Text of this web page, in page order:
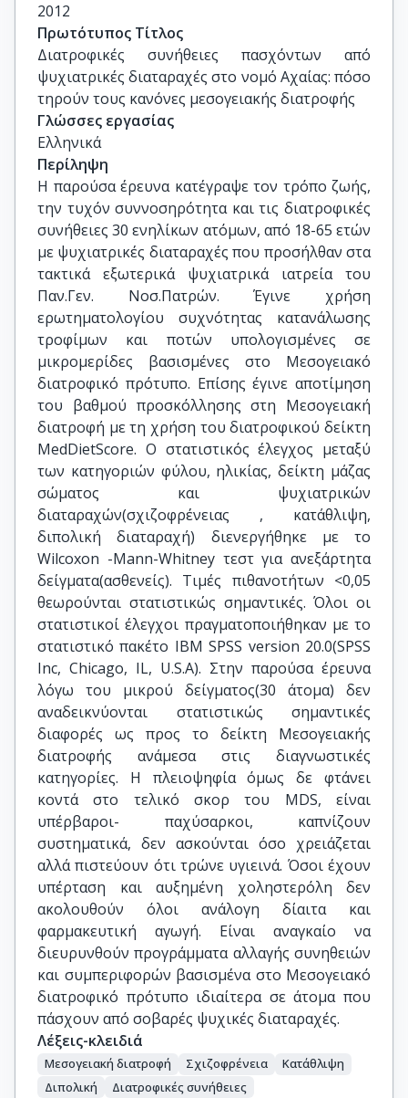
2012
Πρωτότυπος Τίτλος
Διατροφικές συνήθειες πασχόντων από
ψυχιατρικές διαταραχές στο νομό Αχαίας: πόσο
τηρούν τους κανόνες μεσογειακής διατροφής
Γλώσσες εργασίας
Ελληνικά
Περίληψη
Η παρούσα έρευνα κατέγραψε τον τρόπο ζωής,
την τυχόν συννοσηρότητα και τις διατροφικές
συνήθειες 30 ενηλίκων ατόμων, από 18-65 ετών
με ψυχιατρικές διαταραχές που προσήλθαν στα
τακτικά εξωτερικά ψυχιατρικά ιατρεία του
Παν.Γεν. Νοσ.Πατρών. Έγινε χρήση
ερωτηματολογίου συχνότητας κατανάλωσης
τροφίμων και ποτών υπολογισμένες σε
μικρομερίδες βασισμένες στο Μεσογειακό
διατροφικό πρότυπο. Επίσης έγινε αποτίμηση
του βαθμού προσκόλλησης στη Μεσογειακή
διατροφή με τη χρήση του διατροφικού δείκτη
MedDietScore. Ο στατιστικός έλεγχος μεταξύ
των κατηγοριών φύλου, ηλικίας, δείκτη μάζας
σώματος και ψυχιατρικών
διαταραχών(σχιζοφρένειας , κατάθλιψη,
διπολική διαταραχή) διενεργήθηκε με το
Wilcoxon -Mann-Whitney τεστ για ανεξάρτητα
δείγματα(ασθενείς). Τιμές πιθανοτήτων <0,05
θεωρούνται στατιστικώς σημαντικές. Όλοι οι
στατιστικοί έλεγχοι πραγματοποιήθηκαν με το
στατιστικό πακέτο IBM SPSS version 20.0(SPSS
Inc, Chicago, IL, U.S.A). Στην παρούσα έρευνα
λόγω του μικρού δείγματος(30 άτομα) δεν
αναδεικνύονται στατιστικώς σημαντικές
διαφορές ως προς το δείκτη Μεσογειακής
διατροφής ανάμεσα στις διαγνωστικές
κατηγορίες. Η πλειοψηφία όμως δε φτάνει
κοντά στο τελικό σκορ του MDS, είναι
υπέρβαροι- παχύσαρκοι, καπνίζουν
συστηματικά, δεν ασκούνται όσο χρειάζεται
αλλά πιστεύουν ότι τρώνε υγιεινά. Όσοι έχουν
υπέρταση και αυξημένη χοληστερόλη δεν
ακολουθούν όλοι ανάλογη δίαιτα και
φαρμακευτική αγωγή. Είναι αναγκαίο να
διευρυνθούν προγράμματα αλλαγής συνηθειών
και συμπεριφορών βασισμένα στο Μεσογειακό
διατροφικό πρότυπο ιδιαίτερα σε άτομα που
πάσχουν από σοβαρές ψυχικές διαταραχές.
Λέξεις-κλειδιά
Μεσογειακή διατροφή Σχιζοφρένεια
Κατάθλιψη
Διπολική
Διατροφικές συνήθειες